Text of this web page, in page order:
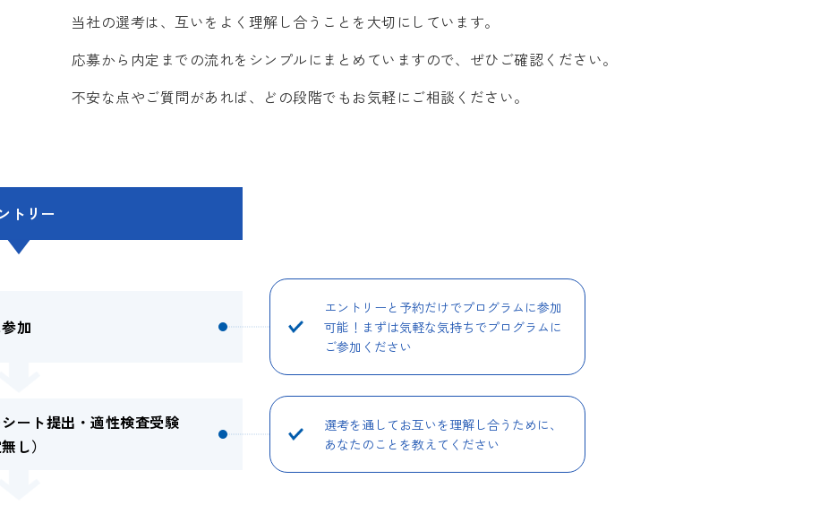
当社の選考は、互いをよく理解し合うことを大切にしています。
応募から内定までの流れをシンプルにまとめていますので、ぜひご確認ください。
不安な点やご質問があれば、どの段階でもお気軽にご相談ください。
トリー
加
エントリーと予約だけでプログラムに参加
可能！まずは気軽な気持ちでプログラムに
ご参加ください
ート提出・適性検査受験
し）
選考を通してお互いを理解し合うために、
あなたのことを教えてください